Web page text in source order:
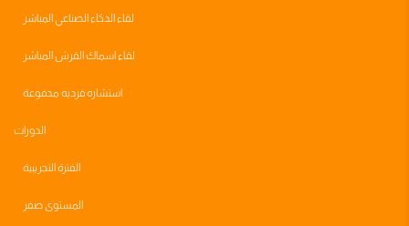
لقاء الذكاء الصناعي المباشر
لقاء اسماك القرش المباشر
استشاره فرديه مدفوعة
الدورات
الفترة التجريبية
المستوى صفر